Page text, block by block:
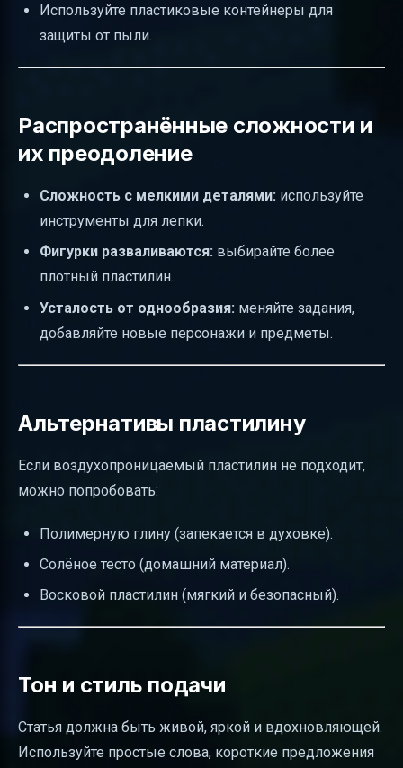
Используйте пластиковые контейнеры для
защиты от пыли.
Распространённые сложности и
их преодоление
Сложность с мелкими деталями: используйте
инструменты для лепки.
Фигурки разваливаются: выбирайте более
плотный пластилин.
Усталость от однообразия: меняйте задания,
добавляйте новые персонажи и предметы.
Альтернативы пластилину
Если воздухопроницаемый пластилин не подходит,
можно попробовать:
Полимерную глину (запекается в духовке).
Солёное тесто (домашний материал).
Восковой пластилин (мягкий и безопасный).
Тон и стиль подачи
Статья должна быть живой, яркой и вдохновляющей.
Используйте простые слова, короткие предложения